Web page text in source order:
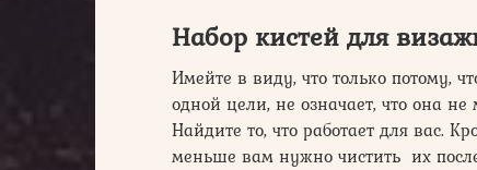
Набор кистей для
Имейте в виду, что только потому,
одной цели, не означает, что она
Найдите то, что работает для вас.
меньше вам нужно чистить их